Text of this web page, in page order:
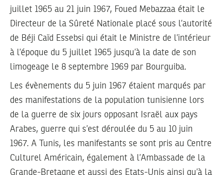
juillet 1965 au 21 juin 1967, Foued Mebazzaa était le
Directeur de la Sûreté Nationale placé sous l’autorité
de Béji Caïd Essebsi qui était le Ministre de l’intérieur
à l’époque du 5 juillet 1965 jusqu’à la date de son
limogeage le 8 septembre 1969 par Bourguiba.
Les évènements du 5 juin 1967 étaient marqués par
des manifestations de la population tunisienne lors
de la guerre de six jours opposant Israël aux pays
Arabes, guerre qui s’est déroulée du 5 au 10 juin
1967. A Tunis, les manifestants se sont pris au Centre
Culturel Américain, également à l’Ambassade de la
Grande-Bretagne et aussi des Etats-Unis ainsi qu’à la